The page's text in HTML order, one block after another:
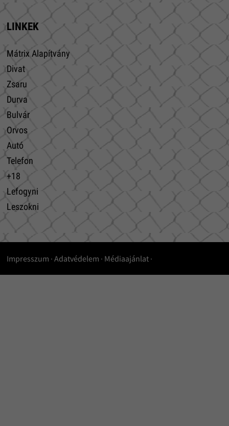
LINKEK
Mátrix Alapítvány
Divat
Zsaru
Durva
Bulvár
Orvos
Autó
Telefon
+18
Lefogyni
Leszokni
Impresszum · Adatvédelem · Médiaajánlat·